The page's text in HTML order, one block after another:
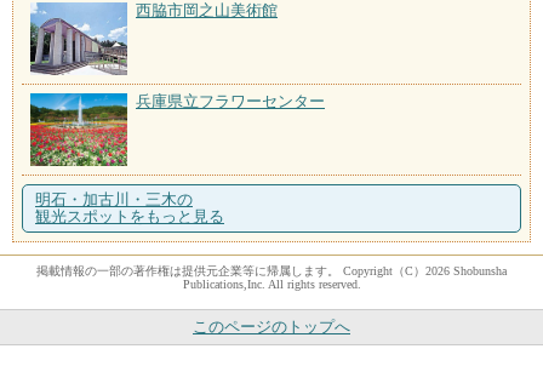
西脇市岡之山美術館
兵庫県立フラワーセンター
明石・加古川・三木の
観光スポットをもっと見る
掲載情報の一部の著作権は提供元企業等に帰属します。 Copyright（C）2026 Shobunsha
Publications,Inc. All rights reserved.
このページのトップへ